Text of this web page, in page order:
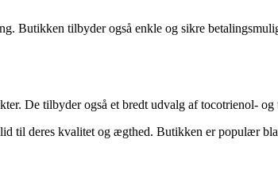
Butikken tilbyder også enkle og sikre
De tilbyder også et bredt udvalg af tocotrienol-
til deres kvalitet og ægthed. Butikken er populær